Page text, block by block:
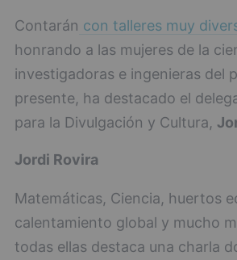
Contarán con talleres muy
honrando a las mujeres de la
investigadoras e ingenieras del
presente, ha destacado el
para la Divulgación y Cultura,
Jordi Rovira
Matemáticas, Ciencia, huertos
calentamiento global y mucho
todas ellas destaca una charla